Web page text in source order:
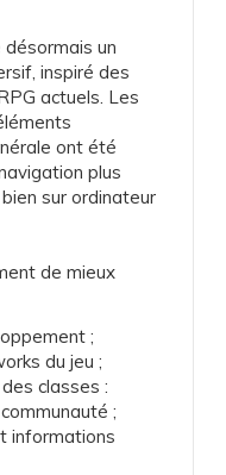
un
inspiré des
actuels. Les
ont été
plus
sur ordinateur
de mieux
;
du jeu ;
classes :
;
informations